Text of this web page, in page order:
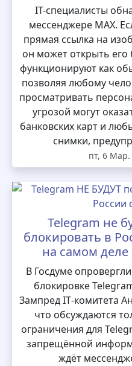
IT-специалисты
мессенджере MAX.
прямая ссылка на
он может открыть
функционируют как
позволяя любому
просматривать
угрозой могут
банковских карт и
снимки,
пт, 6 Мар.
Telegram не
блокировать в
на самом деле
В Госдуме
блокировке
Зампред IT‑комитета
что обсуждаются
ограничения для
запрещённой
ждёт